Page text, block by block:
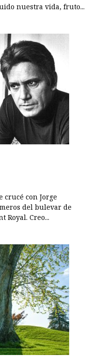
nuestra vida, fruto...
crucé con Jorge
del bulevar de
Royal. Creo...